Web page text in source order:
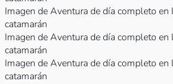
Imagen de Aventura de día completo en
catamarán
Imagen de Aventura de día completo en
catamarán
Imagen de Aventura de día completo en
catamarán